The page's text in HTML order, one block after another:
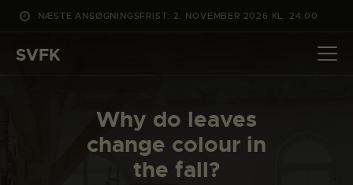
NÆSTE ANSØGNINGSFRIST: 2. NOVEMBER 2026 KL. 24:00
SVFK
Why do leaves
change colour in
the fall?
DET SKER
PROJEKTER
CHANNEL